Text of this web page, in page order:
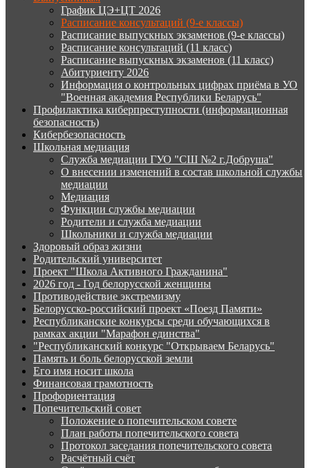
График ЦЭ+ЦТ 2026
Расписание консультаций (9-е классы)
Расписание выпускных экзаменов (9-е классы)
Расписание консультаций (11 класс)
Расписание выпускных экзаменов (11 класс)
Абитуриенту 2026
Информация о контрольных цифрах приёма в УО
"Военная академия Республики Беларусь"
Профилактика киберпреступности (информационная
безопасность)
Кибербезопасность
Школьная медиация
Служба медиации ГУО "СШ №2 г.Добруша"
О внесении изменений в состав школьной службы
медиации
Медиация
Функции службы медиации
Родители и служба медиации
Школьники и служба медиации
Здоровый образ жизни
Родительский университет
Проект "Школа Активного Гражданина"
2026 год - Год белорусской женщины
Противодействие экстремизму
Белорусско-российский проект «Поезд Памяти»
Республиканские конкурсы среди обучающихся в
рамках акции "Марафон единства"
"Республиканский конкурс "Открываем Беларусь"
Память и боль белорусской земли
Его имя носит школа
Финансовая грамотность
Профориентация
Попечительский совет
Положение о попечительском совете
План работы попечительского совета
Протокол заседания попечительского совета
Расчётный счёт